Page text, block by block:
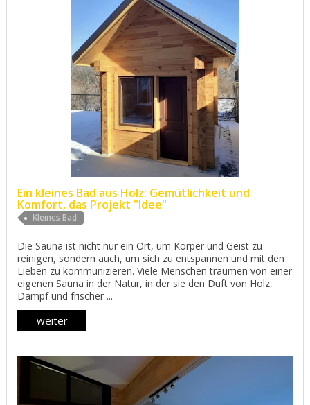
Ein kleines Bad aus Holz: Gemütlichkeit und
Komfort, das Projekt "Idee"
Kleines Bad
Die Sauna ist nicht nur ein Ort, um Körper und Geist zu
reinigen, sondern auch, um sich zu entspannen und mit den
Lieben zu kommunizieren. Viele Menschen träumen von einer
eigenen Sauna in der Natur, in der sie den Duft von Holz,
Dampf und frischer ...
weiter